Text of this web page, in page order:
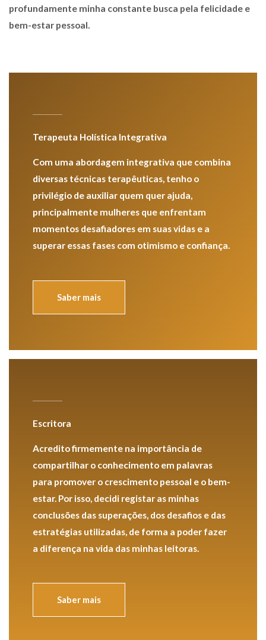
profundamente minha constante busca pela felicidade e
bem-estar pessoal.
Terapeuta Holística Integrativa
Com uma abordagem integrativa que combina
diversas técnicas terapêuticas, tenho o
privilégio de auxiliar quem quer ajuda,
principalmente mulheres que enfrentam
momentos desafiadores em suas vidas e a
superar essas fases com otimismo e confiança.
Saber mais
Escritora
Acredito firmemente na importância de
compartilhar o conhecimento em palavras
para promover o crescimento pessoal e o bem-
estar. Por isso, decidi registar as minhas
conclusões das superações, dos desafios e das
estratégias utilizadas, de forma a poder fazer
a diferença na vida das minhas leitoras.
Saber mais